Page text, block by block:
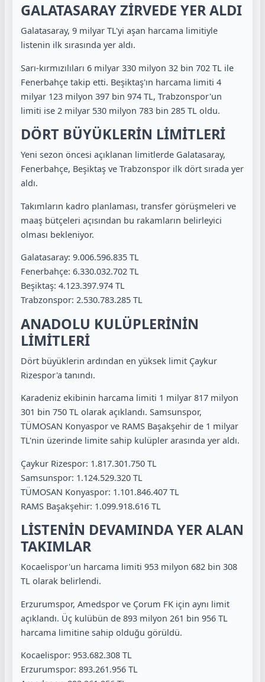
GALATASARAY ZİRVEDE YER ALDI
Galatasaray, 9 milyar TL'yi aşan harcama limitiyle
listenin ilk sırasında yer aldı.
Sarı-kırmızılıları 6 milyar 330 milyon 32 bin 702 TL ile
Fenerbahçe takip etti. Beşiktaş'ın harcama limiti 4
milyar 123 milyon 397 bin 974 TL, Trabzonspor'un
limiti ise 2 milyar 530 milyon 783 bin 285 TL oldu.
DÖRT BÜYÜKLERİN LİMİTLERİ
Yeni sezon öncesi açıklanan limitlerde Galatasaray,
Fenerbahçe, Beşiktaş ve Trabzonspor ilk dört sırada yer
aldı.
Takımların kadro planlaması, transfer görüşmeleri ve
maaş bütçeleri açısından bu rakamların belirleyici
olması bekleniyor.
Galatasaray: 9.006.596.835 TL
Fenerbahçe: 6.330.032.702 TL
Beşiktaş: 4.123.397.974 TL
Trabzonspor: 2.530.783.285 TL
ANADOLU KULÜPLERİNİN
LİMİTLERİ
Dört büyüklerin ardından en yüksek limit Çaykur
Rizespor'a tanındı.
Karadeniz ekibinin harcama limiti 1 milyar 817 milyon
301 bin 750 TL olarak açıklandı. Samsunspor,
TÜMOSAN Konyaspor ve RAMS Başakşehir de 1 milyar
TL'nin üzerinde limite sahip kulüpler arasında yer aldı.
Çaykur Rizespor: 1.817.301.750 TL
Samsunspor: 1.124.529.320 TL
TÜMOSAN Konyaspor: 1.101.846.407 TL
RAMS Başakşehir: 1.099.918.616 TL
LİSTENİN DEVAMINDA YER ALAN
TAKIMLAR
Kocaelispor'un harcama limiti 953 milyon 682 bin 308
TL olarak belirlendi.
Erzurumspor, Amedspor ve Çorum FK için aynı limit
açıklandı. Üç kulübün de 893 milyon 261 bin 956 TL
harcama limitine sahip olduğu görüldü.
Kocaelispor: 953.682.308 TL
Erzurumspor: 893.261.956 TL